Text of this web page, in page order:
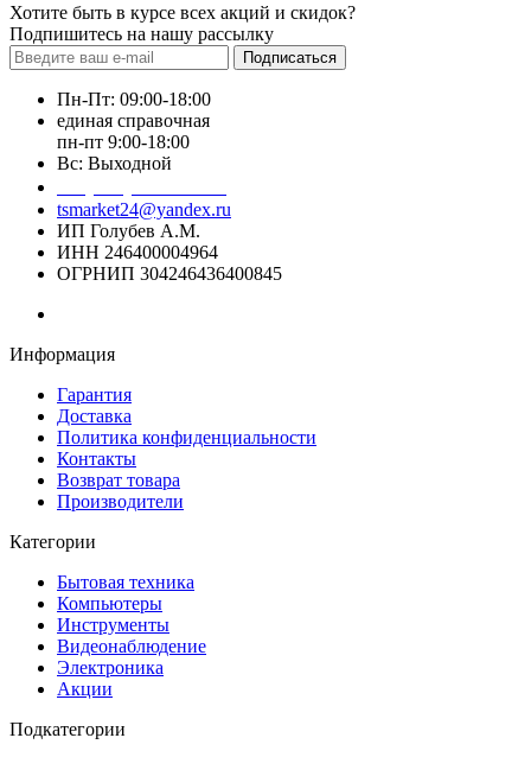
Хотите быть в курсе всех акций и скидок?
Подпишитесь на нашу рассылку
Подписаться
Пн-Пт: 09:00-18:00
единая справочная
пн-пт 9:00-18:00
Вс: Выходной
tsmarket24@yandex.ru
ИП Голубев А.М.
ИНН 246400004964
ОГРНИП 304246436400845
Информация
Гарантия
Доставка
Политика конфиденциальности
Контакты
Возврат товара
Производители
Категории
Бытовая техника
Компьютеры
Инструменты
Видеонаблюдение
Электроника
Акции
Подкатегории